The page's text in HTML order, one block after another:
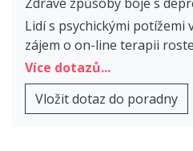
Lidí s psychickými potížemi
zájem o on-line terapii roste
Více dotazů...
Vložit dotaz do poradny